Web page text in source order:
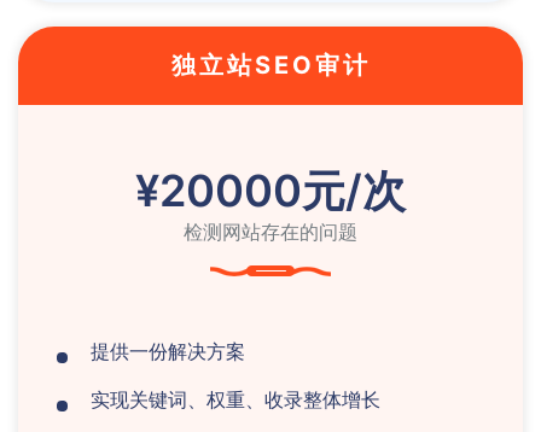
独立站SEO审计
¥20000元/次
检测网站存在的问题
提供一份解决方案
实现关键词、权重、收录整体增长